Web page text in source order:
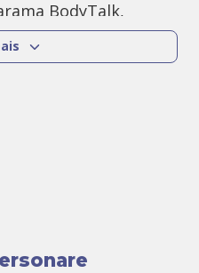
BodyTalk,
sistema BodyTalk.
o Brasil. Realiza
no seu
Rio de janeiro e On